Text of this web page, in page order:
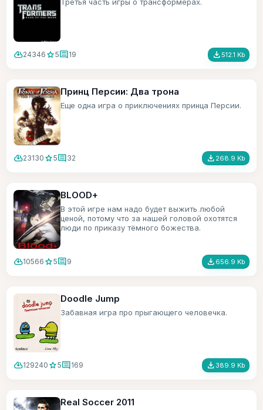
cloud_download24346 star5comment19 file_download 512.1 Kb
Принц Персии: Два трона
Еще одна игра о приключениях принца Персии.
cloud_download23130 star5comment32 file_download 268.9 Kb
BLOOD+
В этой игре нам надо будет выжить любой
ценой, потому что за нашей головой охотятся
люди по приказу тёмного божества.
cloud_download10566 star5comment9 file_download 656.9 Kb
Doodle Jump
Забавная игра про прыгающего человечка.
cloud_download129240 star5comment169 file_download 389.9 Kb
Real Soccer 2011